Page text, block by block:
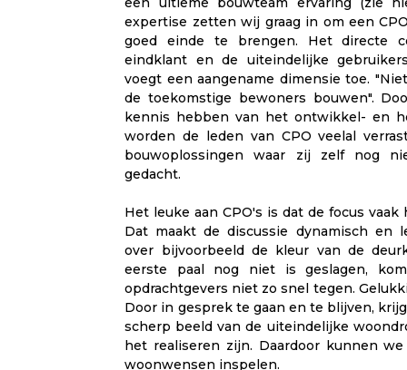
expertise zetten wij graag in om een
goed einde te brengen. Het directe
eindklant en de uiteindelijke
voegt een aangename dimensie toe.
de toekomstige bewoners bouwen".
kennis hebben van het ontwikkel- en
worden de leden van CPO veelal
bouwoplossingen waar zij zelf nog
gedacht.
Het leuke aan CPO's is dat de focus vaak
Dat maakt de discussie dynamisch en
over bijvoorbeeld de kleur van de
eerste paal nog niet is geslagen,
opdrachtgevers niet zo snel tegen.
Door in gesprek te gaan en te blijven,
scherp beeld van de uiteindelijke
het realiseren zijn. Daardoor kunnen
woonwensen inspelen.